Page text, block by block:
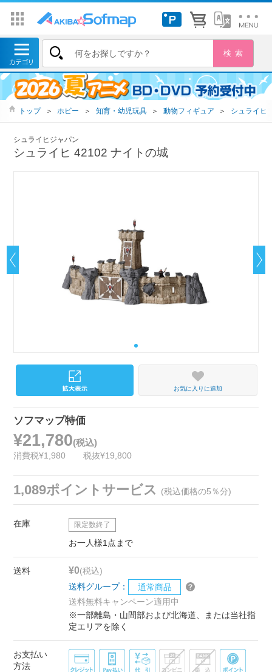
トップ ＞ ホビー ＞ 知育・幼児玩具 ＞ 動物フィギュア ＞ シュライヒ
シュライヒジャパン
シュライヒ 42102 ナイトの城
お気に入りに追加
ソフマップ特価
¥21,780(税込)
消費税¥1,980 税抜¥19,800
1,089ポイントサービス (税込価格の5％分)
在庫 限定数終了
お一人様1点まで
送料 ¥0(税込)
送料グループ：
通常商品
送料無料キャンペーン適用中
※一部離島・山間部および北海道、または当社指
定エリアを除く
お支払い
方法